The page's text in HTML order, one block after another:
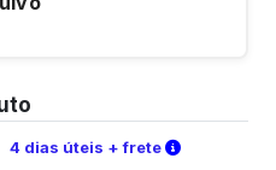
4 dias úteis + frete Verifique